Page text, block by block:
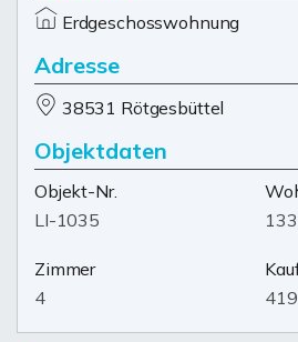
Erdgeschosswohnung
Adresse
38531 Rötgesbüttel
Objektdaten
Objekt-Nr.
LI-1035
Zimmer
4